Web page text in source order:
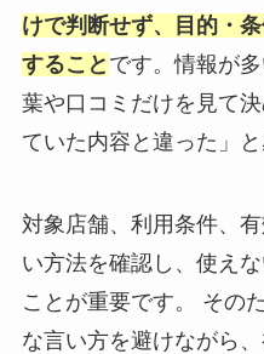
けで判断せず、目的・
すること です。情報が
葉や口コミだけを見て
ていた内容と違った」
対象店舗、利用条件、
い方法を確認し、使え
ことが重要です。 その
な言い方を避けながら